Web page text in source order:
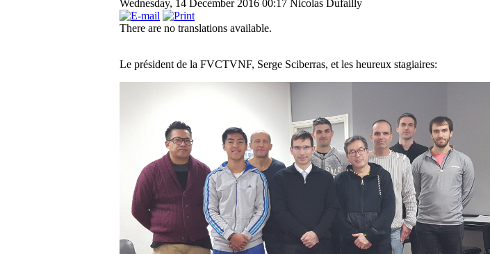
Wednesday, 14 December 2016 00:17 Nicolas Dufailly
There are no translations available.
Le président de la FVCTVNF, Serge Sciberras, et les heureux stagiaires: